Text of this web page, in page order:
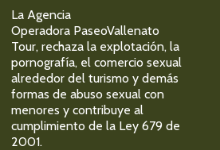
La Agencia
Operadora PaseoVallenato
Tour, rechaza la explotación, la
pornografía, el comercio sexual
alrededor del turismo y demás
formas de abuso sexual con
menores y contribuye al
cumplimiento de la Ley 679 de
2001.